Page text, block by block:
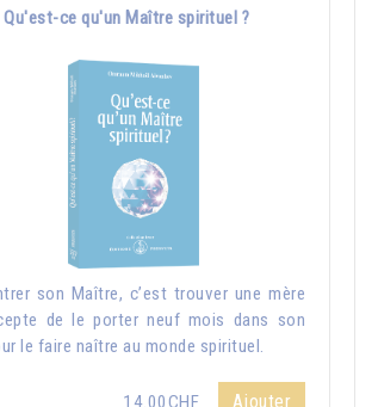
Qu'est-ce qu'un Maître spirituel ?
son Maître, c’est trouver une mère
de le porter neuf mois dans son
le faire naître au monde spirituel.
14.00CHF Ajouter